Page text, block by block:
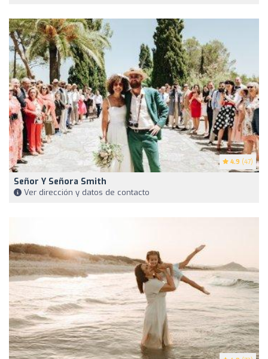
4.9 (47)
Señor Y Señora Smith
Ver dirección y datos de contacto